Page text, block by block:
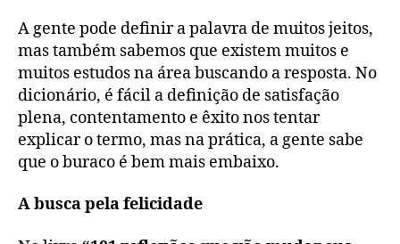
A gente pode definir a palavra de muitos jeitos,
mas também sabemos que existem muitos e
muitos estudos na área buscando a resposta. No
dicionário, é fácil a definição de satisfação
plena, contentamento e êxito nos tentar
explicar o termo, mas na prática, a gente sabe
que o buraco é bem mais embaixo.
A busca pela felicidade